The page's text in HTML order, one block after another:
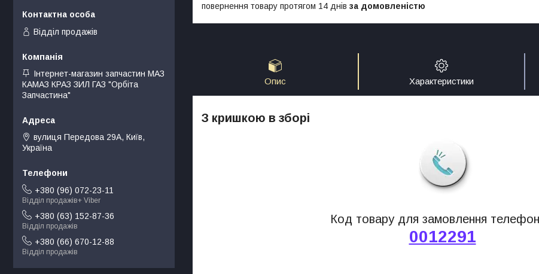
повернення товару протягом 14 днів за домовленістю
Опис Характеристики
З кришкою в зборі
Код товару для замовлення
0012291
Відділ продажів
Інтернет-магазин запчастин МАЗ
КАМАЗ КРАЗ ЗИЛ ГАЗ "Орбіта
Запчастина"
вулиця Передова 29А, Київ,
Україна
+380 (96) 072-23-11
Відділ продажів+ Viber
+380 (63) 152-87-36
Відділ продажів
+380 (66) 670-12-88
Відділ продажів